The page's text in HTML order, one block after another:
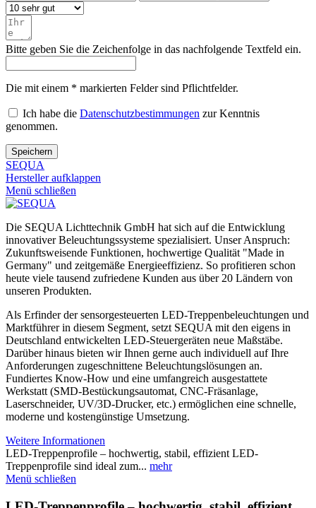
Bitte geben Sie die Zeichenfolge in das nachfolgende Textfeld ein.
Die mit einem * markierten Felder sind Pflichtfelder.
Ich habe die Datenschutzbestimmungen zur Kenntnis
genommen.
Speichern
SEQUA
Hersteller aufklappen
Menü schließen
Die SEQUA Lichttechnik GmbH hat sich auf die Entwicklung
innovativer Beleuchtungssysteme spezialisiert. Unser Anspruch:
Zukunftsweisende Funktionen, hochwertige Qualität "Made in
Germany" und zeitgemäße Energieeffizienz. So profitieren schon
heute viele tausend zufriedene Kunden aus über 20 Ländern von
unseren Produkten.
Als Erfinder der sensorgesteuerten LED-Treppenbeleuchtungen und
Marktführer in diesem Segment, setzt SEQUA mit den eigens in
Deutschland entwickelten LED-Steuergeräten neue Maßstäbe.
Darüber hinaus bieten wir Ihnen gerne auch individuell auf Ihre
Anforderungen zugeschnittene Beleuchtungslösungen an.
Fundiertes Know-How und eine umfangreich ausgestattete
Werkstatt (SMD-Bestückungsautomat, CNC-Fräsanlage,
Laserschneider, UV/3D-Drucker, etc.) ermöglichen eine schnelle,
moderne und kostengünstige Umsetzung.
Weitere Informationen
LED-Treppenprofile – hochwertig, stabil, effizient LED-
Treppenprofile sind ideal zum... mehr
Menü schließen